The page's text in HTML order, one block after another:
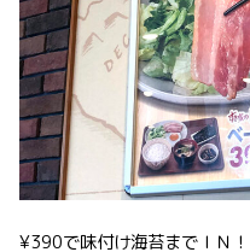
¥390で味付け海苔までＩＮ